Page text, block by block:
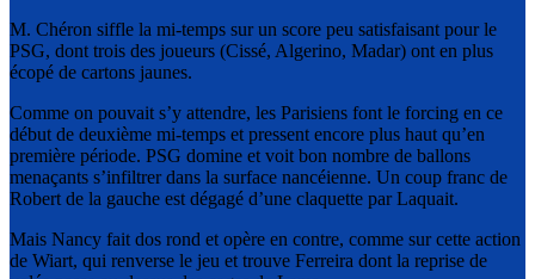
M. Chéron siffle la mi-temps sur un score peu satisfaisant pour le
PSG, dont trois des joueurs (Cissé, Algerino, Madar) ont en plus
écopé de cartons jaunes.
Comme on pouvait s’y attendre, les Parisiens font le forcing en ce
début de deuxième mi-temps et pressent encore plus haut qu’en
première période. PSG domine et voit bon nombre de ballons
menaçants s’infiltrer dans la surface nancéienne. Un coup franc de
Robert de la gauche est dégagé d’une claquette par Laquait.
Mais Nancy fait dos rond et opère en contre, comme sur cette action
de Wiart, qui renverse le jeu et trouve Ferreira dont la reprise de